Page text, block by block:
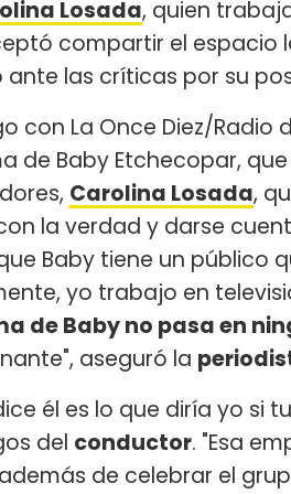
Losada, quien
compartir el espacio
ante las críticas por su
con La Once Diez/
de Baby Etchecopar,
Carolina Losada,
la verdad y darse
Baby tiene un público
yo trabajo en
de Baby no pasa en
aseguró la
él es lo que diría yo si
del conductor. "Esa
de celebrar el